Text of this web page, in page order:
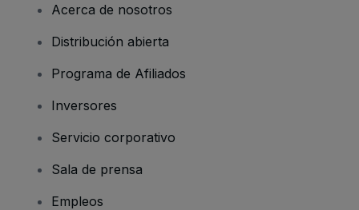
Acerca de nosotros
Distribución abierta
Programa de Afiliados
Inversores
Servicio corporativo
Sala de prensa
Empleos